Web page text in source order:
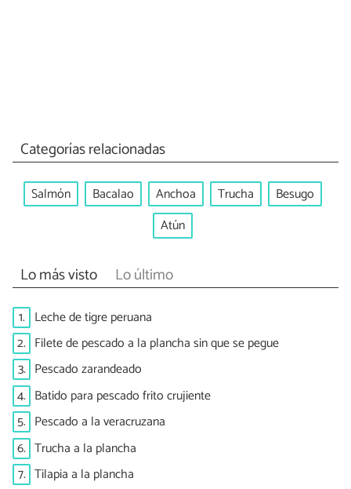
Categorías relacionadas
Salmón Bacalao Anchoa Trucha
Besugo
Atún
Lo más visto Lo último
1. Leche de tigre peruana
2. Filete de pescado a la plancha sin que se pegue
3. Pescado zarandeado
4. Batido para pescado frito crujiente
5. Pescado a la veracruzana
6. Trucha a la plancha
7. Tilapia a la plancha